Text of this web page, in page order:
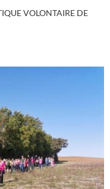
VOLONTAIRE DE